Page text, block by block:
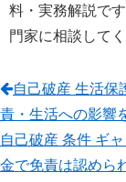
料・実務解説で
門家に相談してく
自己破産 生活保
責・生活への影響
自己破産 条件 ギ
金で免責は認めら